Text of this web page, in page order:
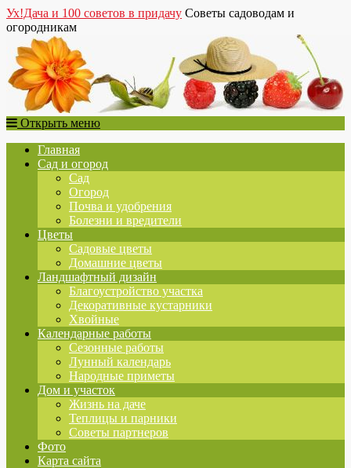
Ух!Дача и 100 советов в придачу Советы садоводам и
огородникам
Открыть меню
Главная
Сад и огород
Сад
Огород
Почва и удобрения
Болезни и вредители
Цветы
Садовые цветы
Домашние цветы
Ландшафтный дизайн
Благоустройство участка
Декоративные кустарники
Хвойные
Календарные работы
Сезонные работы
Лунный календарь
Народные приметы
Дом и участок
Жизнь на даче
Теплицы и парники
Советы партнеров
Фото
Карта сайта